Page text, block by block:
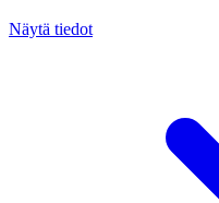
Näytä tiedot